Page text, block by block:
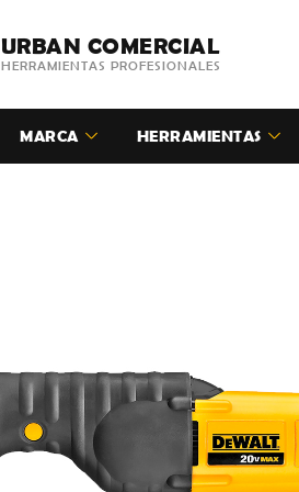
URBAN COMERCIAL
HERRAMIENTAS PROFESIONALES
MARCA HERRAMIENTAS